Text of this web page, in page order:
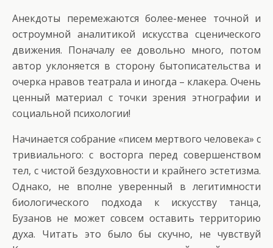
Анекдоты перемежаются более-менее точной и
остроумной аналитикой искусства сценического
движения. Поначалу ее довольно много, потом
автор уклоняется в сторону бытописательства и
очерка нравов театрала и иногда – клакера. Очень
ценный материал с точки зрения этнографии и
социальной психологии!
Начинается собрание «писем мертвого человека» с
тривиального: с восторга перед совершенством
тел, с чистой бездуховности и крайнего эстетизма.
Однако, не вполне уверенный в легитимности
биологического подхода к искусству танца,
Бузанов не может совсем оставить территорию
духа. Читать это было бы скучно, не чувствуй